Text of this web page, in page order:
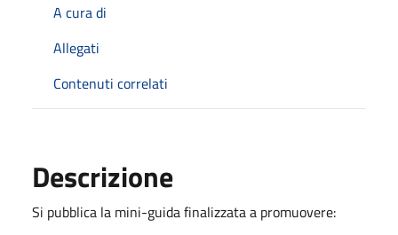
A cura di
Allegati
Contenuti correlati
Descrizione
Si pubblica la mini-guida finalizzata a promuovere: